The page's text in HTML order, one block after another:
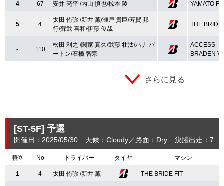
4 67 安井 亮平 /内山 慎也/椋本 陵 YAMATO FIT
5 4
太田 侑弥 /新井 薫/瀬戸 貴巨/芳賀 邦
行/蘇武 喜和/伊藤 俊哉
THE BRIDE
- 110
松田 利之 /関家 真久/武藤 壮汰/ハナ バ
ートン/石橋 智宗
ACCESS
BRADEN
さらに見る
[ST-5F] 予選
開催日：2025/05/30 天候：Cloudy 路面：Dry 決勝出走：7
順位 No ドライバー タイヤ マシン
1 4 太田 侑弥 /新井 薫 THE BRIDE FIT